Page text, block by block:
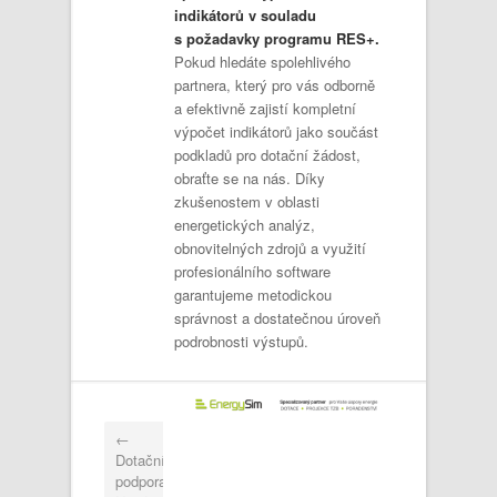
indikátorů v souladu
s požadavky programu RES+.
Pokud hledáte spolehlivého
partnera, který pro vás odborně
a efektivně zajistí kompletní
výpočet indikátorů jako součást
podkladů pro dotační žádost,
obraťte se na nás. Díky
zkušenostem v oblasti
energetických analýz,
obnovitelných zdrojů a využití
profesionálního software
garantujeme metodickou
správnost a dostatečnou úroveň
podrobnosti výstupů.
←
Dotační
podpora